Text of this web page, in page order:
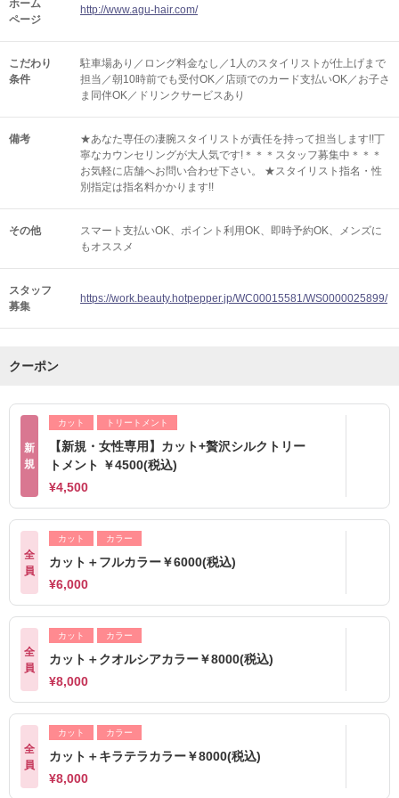
ホーム
ページ
http://www.agu-hair.com/
こだわり
条件
駐車場あり／ロング料金なし／1人のスタイリストが仕上げまで
担当／朝10時前でも受付OK／店頭でのカード支払いOK／お子さ
ま同伴OK／ドリンクサービスあり
備考
★あなた専任の凄腕スタイリストが責任を持って担当します!!丁
寧なカウンセリングが大人気です!＊＊＊スタッフ募集中＊＊＊
お気軽に店舗へお問い合わせ下さい。 ★スタイリスト指名・性
別指定は指名料かかります!!
その他 スマート支払いOK ポイント利用OK 即時予約OK
メンズに
もオススメ
スタッフ
募集
https://work.beauty.hotpepper.jp/WC00015581/WS0000025899/
クーポン
新
規
カット トリートメント
【新規・女性専用】カット+贅沢シルクトリー
トメント ￥4500(税込)
¥4,500
全
員
カット カラー
カット＋フルカラー￥6000(税込)
¥6,000
全
員
カット カラー
カット＋クオルシアカラー￥8000(税込)
¥8,000
全
員
カット カラー
カット＋キラテラカラー￥8000(税込)
¥8,000